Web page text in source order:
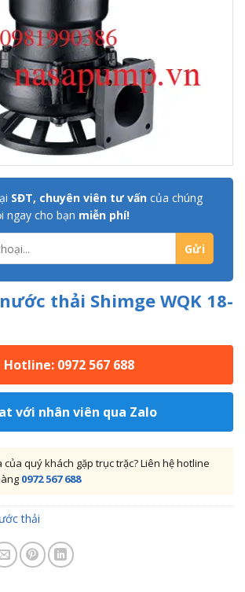
SĐT, chuyên viên tư vấn của chúng
ngay cho bạn miễn phí!
thải Shimge WQK 18-
Hotline: 0972 567 688
với nhân viên qua Zalo
của quý khách gặp trục trặc? Liên hệ hotline
0972 567 688
thải